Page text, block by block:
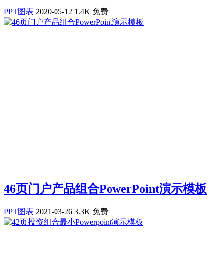
PPT图表 2020-05-12 1.4K 免费
46页门户产品组合PowerPoint演示模板
PPT图表 2021-03-26 3.3K 免费